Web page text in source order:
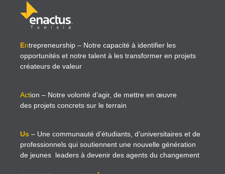
Entrepreneurship – Notre capacité à identifier les
opportunités et notre talent à les transformer en projets
créateurs de valeur
Action – Notre volonté d’agir, de mettre en œuvre
des projets concrets sur le terrain
Us – Une communauté d’étudiants, d’universitaires et de
professionnels qui soutiennent une nouvelle génération
de jeunes leaders à devenir des agents du changement